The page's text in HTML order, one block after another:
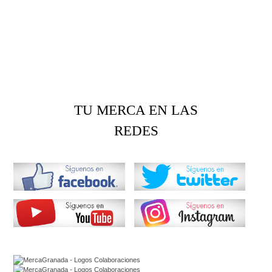
TU MERCA EN LAS
REDES